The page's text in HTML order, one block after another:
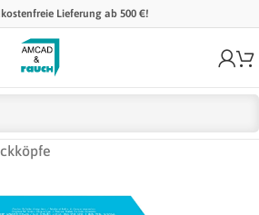
Lieferung ab 500 €!